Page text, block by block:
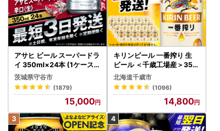
アサヒ ビール スーパードラ
イ 350ml×24本 (1ケース)
究極の辛口 ＜茨城工場＞ 缶
ビール Asahi superDRY お
酒
茨城県守谷市
(1879)
15,000
キリンビール 一番搾り 生
ビール ＜千歳工場産＞350
ml（24本）
北海道千歳市
(1096)
14,800